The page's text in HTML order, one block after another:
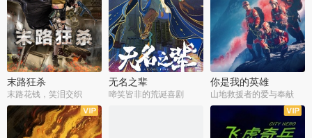
末路狂杀
末路花钱，笑泪交织
无名之辈
啼笑皆非的荒诞喜剧
你是我的英雄
山地救援者的爱与奉献